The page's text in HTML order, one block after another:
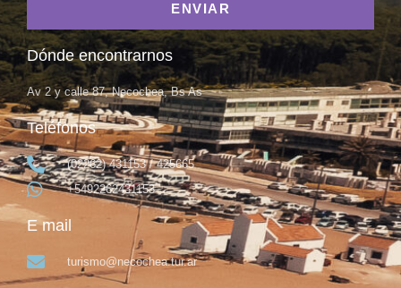
ENVIAR
Dónde encontrarnos
Av 2 y calle 87, Necochea, Bs As
Teléfonos
(02262) 431153 / 425665
+5492262431153
E mail
turismo@necochea.tur.ar